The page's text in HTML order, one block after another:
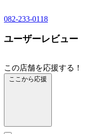
082-233-0118
ユーザーレビュー
この店舗を応援する！
ここから応援